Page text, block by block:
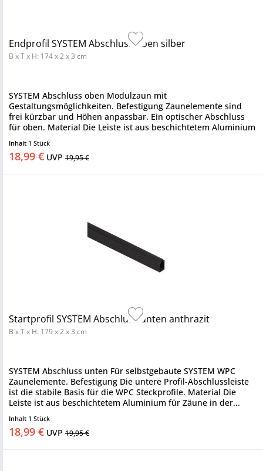
Endprofil SYSTEM Abschluss oben silber
B x T x H: 174 x 2 x 3 cm
SYSTEM Abschluss oben Modulzaun mit
Gestaltungsmöglichkeiten. Befestigung Zaunelemente sind
frei kürzbar und Höhen anpassbar. Ein optischer Abschluss
für oben. Material Die Leiste ist aus beschichtetem Aluminium
Inhalt 1 Stück
18,99 € UVP 19,95 €
Startprofil SYSTEM Abschluss unten anthrazit
B x T x H: 179 x 2 x 3 cm
SYSTEM Abschluss unten Für selbstgebaute SYSTEM WPC
Zaunelemente. Befestigung Die untere Profil-Abschlussleiste
ist die stabile Basis für die WPC Steckprofile. Material Die
Leiste ist aus beschichtetem Aluminium für Zäune in der...
Inhalt 1 Stück
18,99 € UVP 19,95 €